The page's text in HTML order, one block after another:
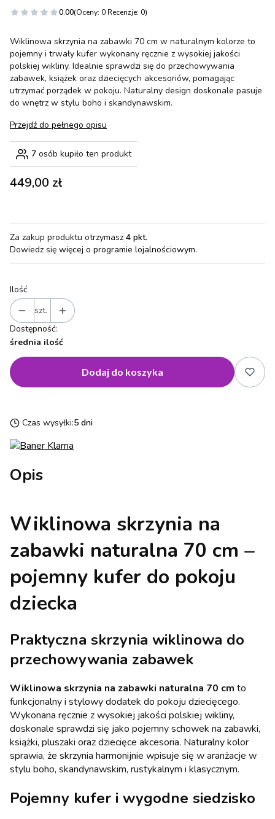
0.00(Oceny: 0 Recenzje: 0)
Wiklinowa skrzynia na zabawki 70 cm w naturalnym kolorze to
pojemny i trwały kufer wykonany ręcznie z wysokiej jakości
polskiej wikliny. Idealnie sprawdzi się do przechowywania
zabawek, książek oraz dziecięcych akcesoriów, pomagając
utrzymać porządek w pokoju. Naturalny design doskonale pasuje
do wnętrz w stylu boho i skandynawskim.
Przejdź do pełnego opisu
7 osób kupiło ten produkt
Cena
449,00 zł
Za zakup produktu otrzymasz 4 pkt.
Dowiedz się więcej o programie lojalnościowym.
Ilość
szt.
Dostępność:
średnia ilość
Dodaj do koszyka
Czas wysyłki:5 dni
Opis
Wiklinowa skrzynia na
zabawki naturalna 70 cm –
pojemny kufer do pokoju
dziecka
Praktyczna skrzynia wiklinowa do
przechowywania zabawek
Wiklinowa skrzynia na zabawki naturalna 70 cm to
funkcjonalny i stylowy dodatek do pokoju dziecięcego.
Wykonana ręcznie z wysokiej jakości polskiej wikliny,
doskonale sprawdzi się jako pojemny schowek na zabawki,
książki, pluszaki oraz dziecięce akcesoria. Naturalny kolor
sprawia, że skrzynia harmonijnie wpisuje się w aranżacje w
stylu boho, skandynawskim, rustykalnym i klasycznym.
Pojemny kufer i wygodne siedzisko